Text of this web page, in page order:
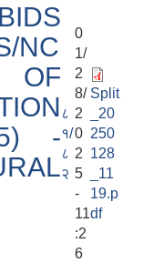
NC
OF
-
८
१/
८
२
0
1/
2
8/
2
0
2
5
-
11
:2
6
Split
_20
250
128
_11
19.p
df